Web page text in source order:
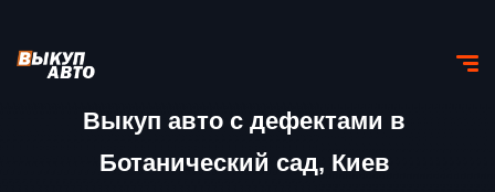
Выкуп авто с дефектами в
Ботанический сад, Киев